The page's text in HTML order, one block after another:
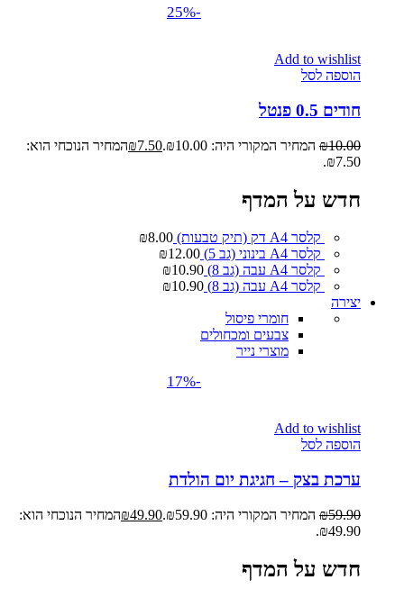
-25%
Add to wishlist
הוספה לסל
חודים 0.5 פנטל
₪10.00 המחיר המקורי היה: ₪10.00. ₪7.50
המחיר הנוכחי הוא:
₪7.50.
חדש על המדף
קלסר A4 דק (תיק טבעות) ₪8.00
קלסר A4 בינוני (גב 5)
₪12.00
קלסר A4 עבה (גב 8)
₪10.90
קלסר A4 עבה (גב 8)
₪10.90
יצירה
חומרי פיסול
צבעים ומכחולים
מוצרי נייר
-17%
Add to wishlist
הוספה לסל
ערכת בצק – חגיגת יום הולדת
₪59.90 המחיר המקורי היה: ₪59.90. ₪49.90
המחיר הנוכחי הוא:
₪49.90.
חדש על המדף